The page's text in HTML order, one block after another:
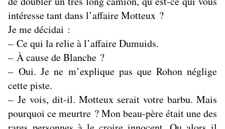
intéresse tant dans l’affaire Motteux ?
Je me décidai :
– Ce qui la relie à l’affaire Dumuids.
– À cause de Blanche ?
– Oui. Je ne m’explique pas que Rohon néglige
cette piste.
– Je vois, dit-il. Motteux serait votre barbu. Mais
pourquoi ce meurtre ? Mon beau-père était une des